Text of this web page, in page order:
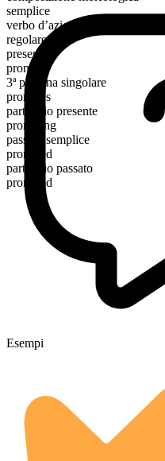
semplice
verbo d’azione
regolare
presente
promise
3ª persona singolare
promises
participio presente
promising
passato semplice
promised
participio passato
promised
Esempi